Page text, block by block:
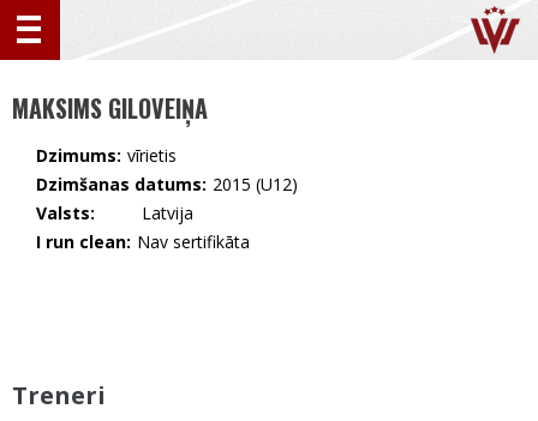
MAKSIMS GILOVEIŅA
Dzimums: vīrietis
Dzimšanas datums: 2015 (U12)
Valsts:
🇱🇻 Latvija
I run clean: Nav sertifikāta
Treneri